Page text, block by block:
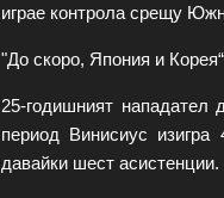
играе контрола срещу
"До скоро, Япония и
25-годишният нападател
период Винисиус
давайки шест асистенции.